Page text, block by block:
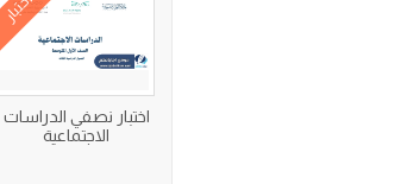
اختبار
اختبار نصفي الدراسات
الاجتماعية